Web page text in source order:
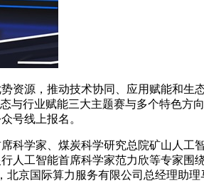
资源，推动技术协同、应用赋能和生
与行业赋能三大主题赛与多个特色方
号线上报名。
科学家、煤炭科学研究总院矿山人工
人工智能首席科学家范力欣等专家围
京国际算力服务有限公司总经理助理